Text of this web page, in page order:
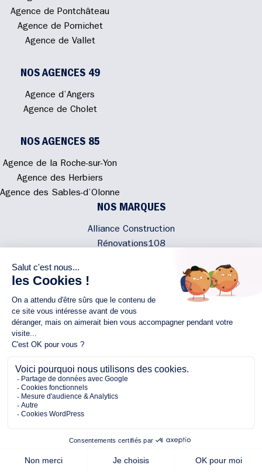
Agence de Pontchâteau
Agence de Pornichet
Agence de Vallet
NOS AGENCES 49
Agence d’Angers
Agence de Cholet
NOS AGENCES 85
Agence de la Roche-sur-Yon
Agence des Herbiers
Agence des Sables-d’Olonne
NOS MARQUES
Alliance Construction
Rénovations108
NOUS CONTACTER
02 40 300 200
NOUS SUIVRE
Copyright © 2026 Alliance Protection des Données Personnelles